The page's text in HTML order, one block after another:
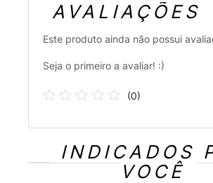
AVALIAÇÕES
Este produto ainda não possui
Seja o primeiro a avaliar! :)
(0)
INDICADOS
VOCÊ